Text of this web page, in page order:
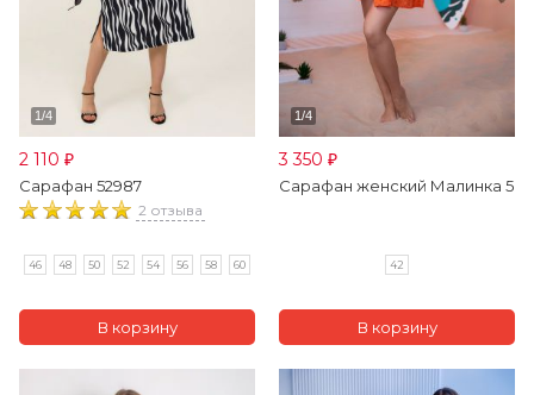
2 110 ₽
Сарафан 52987
2 отзыва
46 48 50 52 54 56 58 60
3 350 ₽
Сарафан женский Малинка 5
42